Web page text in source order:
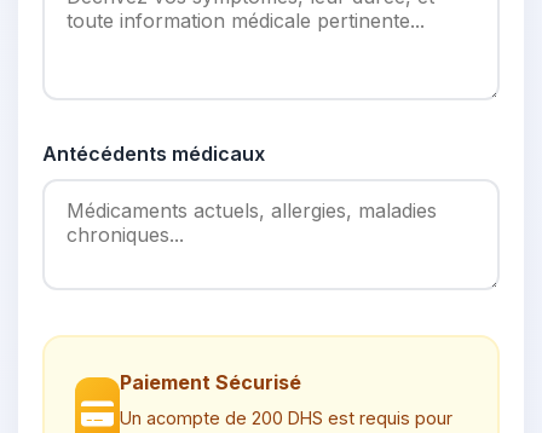
Antécédents médicaux
Paiement Sécurisé
Un acompte de 200 DHS est requis pour